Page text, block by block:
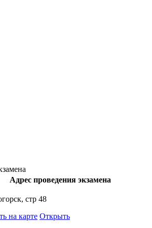
Адрес проведения экзамена
стр 48
на карте Открыть